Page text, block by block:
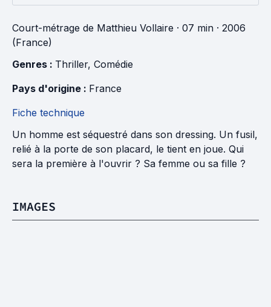
Court-métrage de Matthieu Vollaire · 07 min · 2006
(France)
Genres : Thriller, Comédie
Pays d'origine : France
Fiche technique
Un homme est séquestré dans son dressing. Un fusil,
relié à la porte de son placard, le tient en joue. Qui
sera la première à l'ouvrir ? Sa femme ou sa fille ?
IMAGES